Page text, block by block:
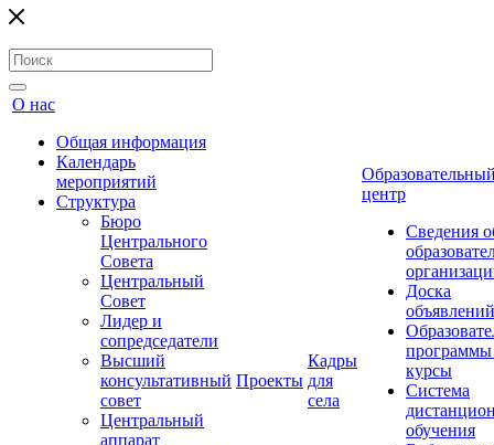
О нас
Общая информация
Календарь
мероприятий
Структура
Бюро
Центрального
Совета
Центральный
Совет
Лидер и
сопредседатели
Высший
консультативный
совет
Центральный
аппарат
Проекты
Кадры
для
села
центр
Сведения
Доска
объявлений
курсы
Система
обучения